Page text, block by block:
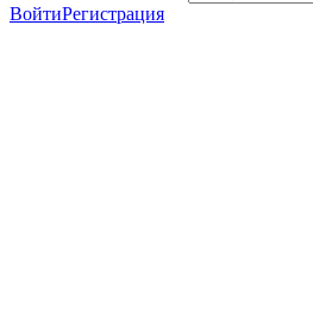
ВойтиРегистрация